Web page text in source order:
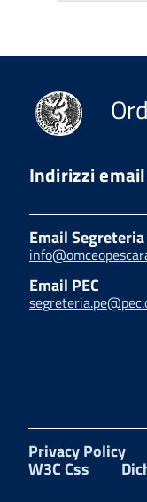
Indirizzi email
Email Segreteria
Email PEC
Privacy Policy
W3C Css